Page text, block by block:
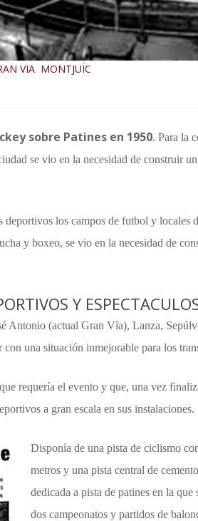
VIA MONTJUÏC
sobre Patines en 1950. Para la
se vio en la necesidad de construir
los campos de futbol y locales
y boxeo, se vio en la necesidad de
Y
Antonio (actual Gran Vía), Lanza,
una situación inmejorable para los
requería el evento y que, una vez
a gran escala en sus instalaciones.
Disponía de una pista de ciclismo
metros y una pista central de
dedicada a pista de patines en la que
dos campeonatos y partidos de